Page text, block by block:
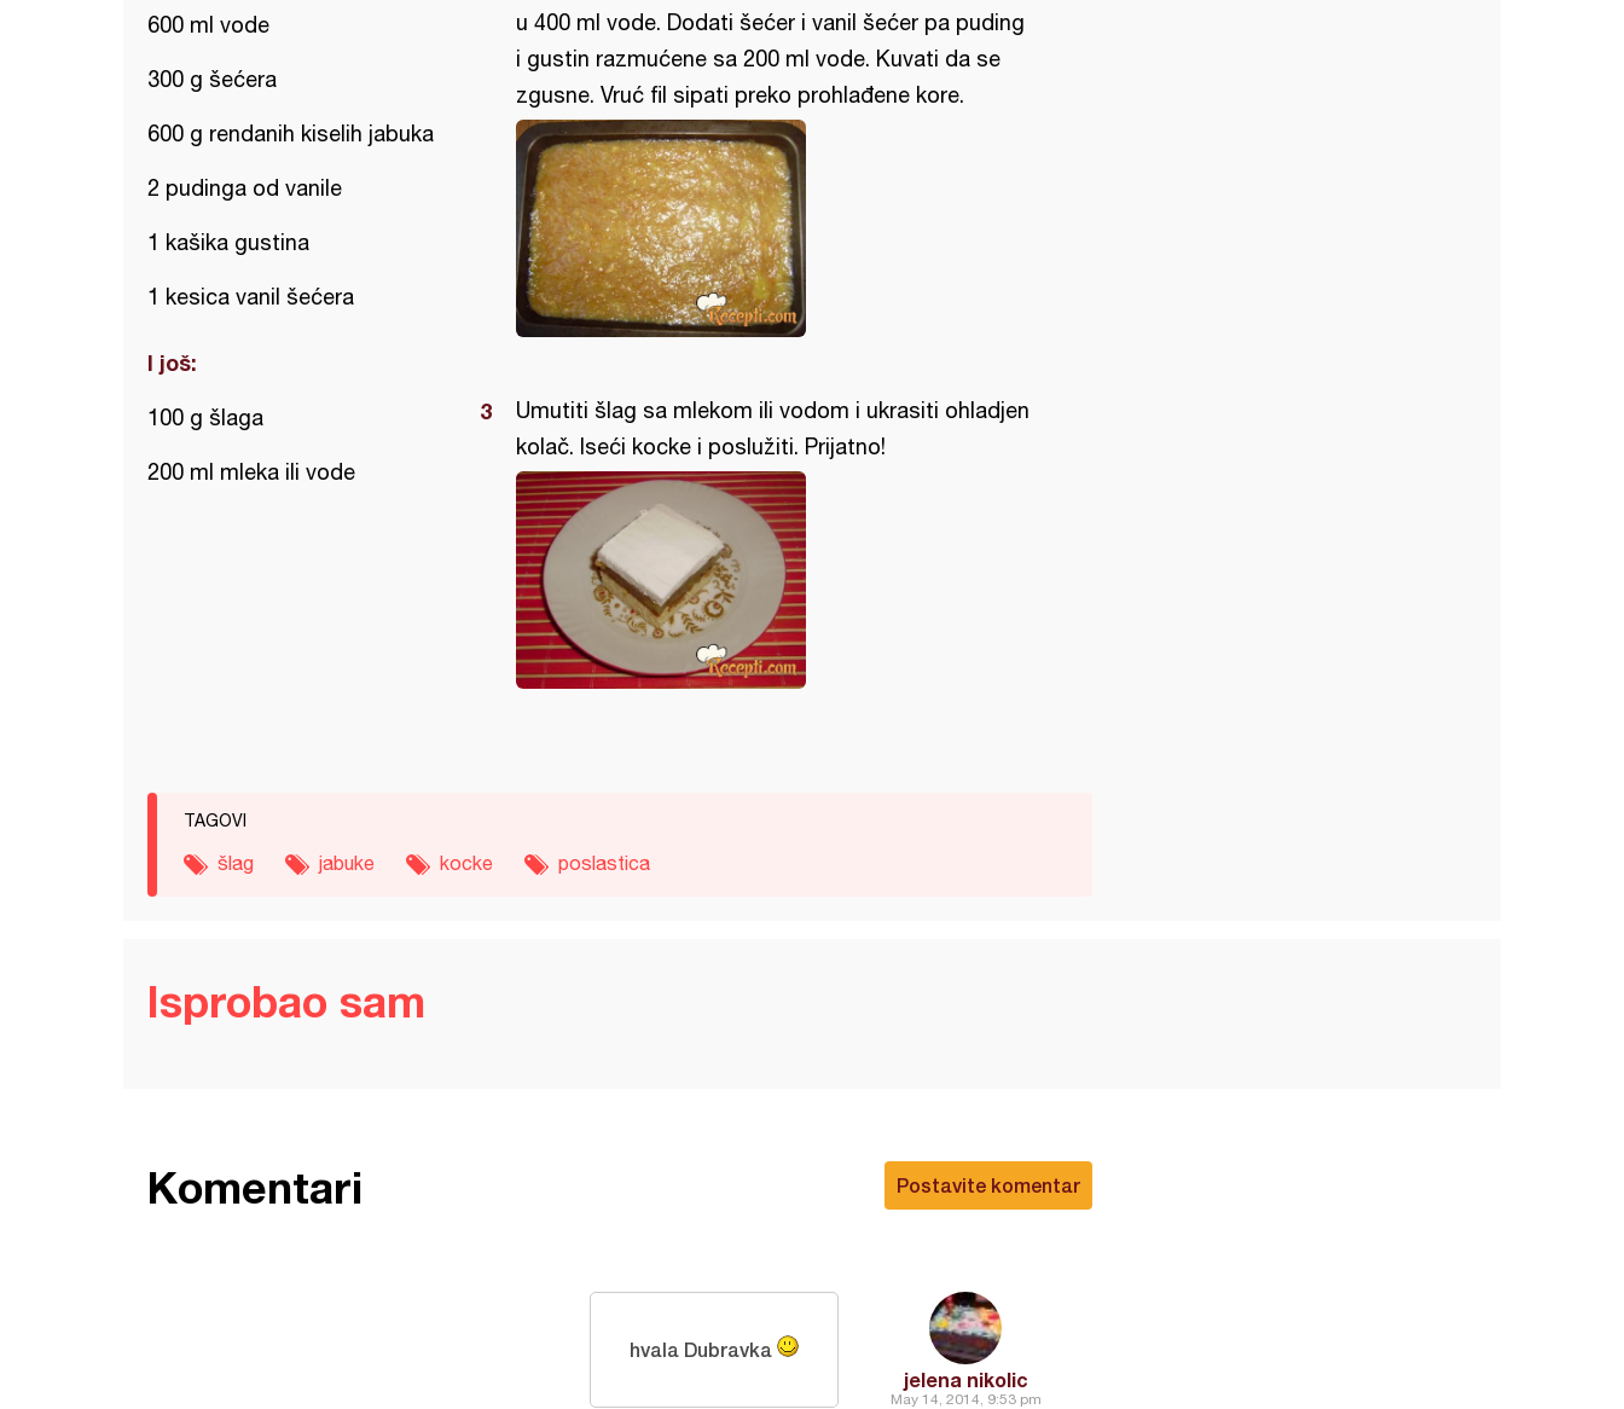
600 ml vode
300 g šećera
600 g rendanih kiselih jabuka
2 pudinga od vanile
1 kašika gustina
1 kesica vanil šećera
I još:
100 g šlaga
200 ml mleka ili vode
u 400 ml vode. Dodati šećer i vanil šećer pa puding
i gustin razmućene sa 200 ml vode. Kuvati da se
zgusne. Vruć fil sipati preko prohlađene kore.
Umutiti šlag sa mlekom ili vodom i ukrasiti ohladjen
kolač. Iseći kocke i poslužiti. Prijatno!
TAGOVI
šlag jabuke kocke poslastica
Isprobao sam
Postavite komentar
Komentari
jelena nikolic
May 14, 2014, 9:53 pm
hvala Dubravka